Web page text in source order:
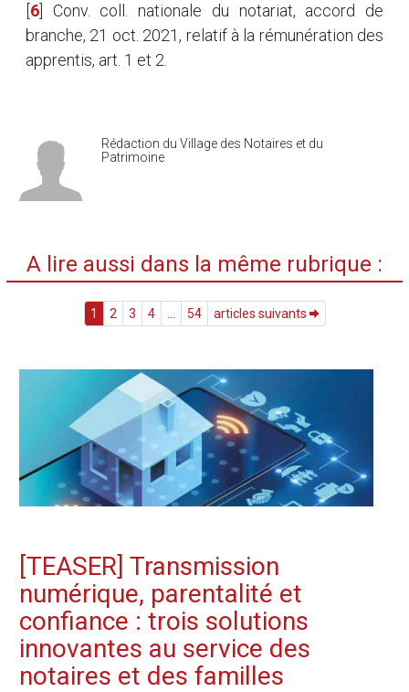
6
Conv. coll. nationale du notariat, accord de
branche, 21 oct. 2021, relatif à la rémunération des
apprentis, art. 1 et 2.
Rédaction du Village des Notaires et du
Patrimoine
A lire aussi dans la même rubrique :
1 2 3 4 54 articles suivants
[TEASER] Transmission
numérique, parentalité et
confiance : trois solutions
innovantes au service des
notaires et des familles